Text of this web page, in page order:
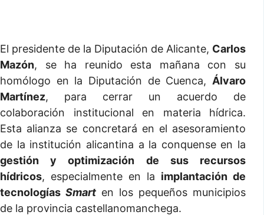
El presidente de la Diputación de Alicante, Carlos
Mazón, se ha reunido esta mañana con su
homólogo en la Diputación de Cuenca, Álvaro
Martínez, para cerrar un acuerdo de
colaboración institucional en materia hídrica.
Esta alianza se concretará en el asesoramiento
de la institución alicantina a la conquense en la
gestión y optimización de sus recursos
hídricos, especialmente en la implantación de
tecnologías Smart en los pequeños municipios
de la provincia castellanomanchega.